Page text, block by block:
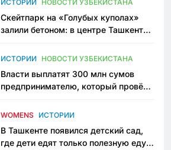
ИСТОРИИ НОВОСТИ УЗБЕКИСТАНА
Скейтпарк на «Голубых куполах»
залили бетоном: в центре Ташкента
пространство
ИСТОРИИ НОВОСТИ УЗБЕКИСТАНА
Власти выплатят 300 млн сумов
предпринимателю, который провёл
приговору
WOMENS ИСТОРИИ
В Ташкенте появился детский сад,
где дети едят только полезную еду.